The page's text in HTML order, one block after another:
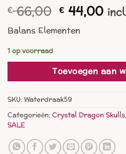
€66,00
prijs
was:
€ 44,00
prijs
Balans Elementen
1 op voorraad
Toevoegen aan
SKU:Waterdraak59
Categorieën:Crystal Dragon Skulls,
SALE